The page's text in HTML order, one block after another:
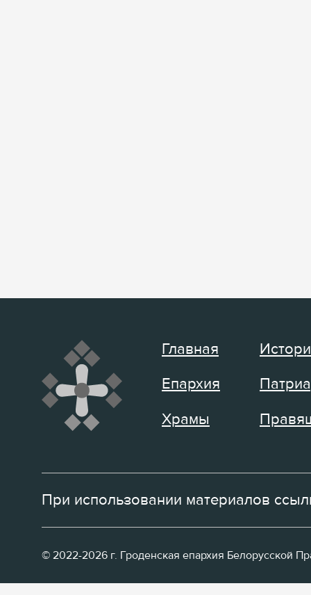
Главная
Епархия
Храмы
При использовании материалов
© 2022-2026 г. Гроденская епархия Белорусской